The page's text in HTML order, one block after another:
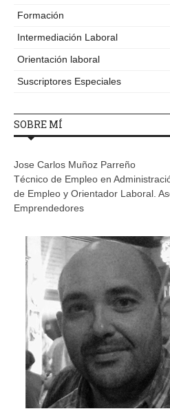
Formación
Intermediación Laboral
Orientación laboral
Suscriptores Especiales
SOBRE MÍ
Jose Carlos Muñoz Parreño
Técnico de Empleo en
de Empleo y Orientador Laboral.
Emprendedores